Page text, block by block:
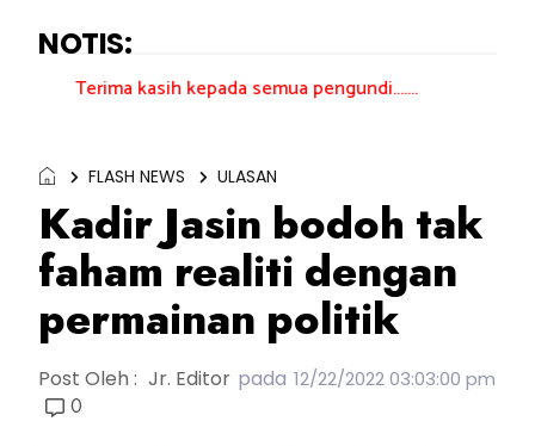
NOTIS:
kasih kepada semua pengundi.......
FLASH NEWS ULASAN
Kadir Jasin bodoh tak
faham realiti dengan
permainan politik
Post Oleh : Jr. Editor pada 12/22/2022 03:03:00 pm
0